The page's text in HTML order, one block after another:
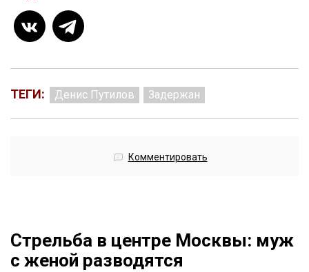
ТЕГИ: Денис Путилов Задержан
Комментировать
Стрельба в центре Москвы: муж
с женой разводятся